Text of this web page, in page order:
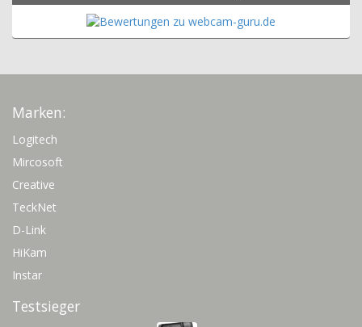
Marken:
Logitech
Mircosoft
Creative
TeckNet
D-Link
HiKam
Instar
Testsieger